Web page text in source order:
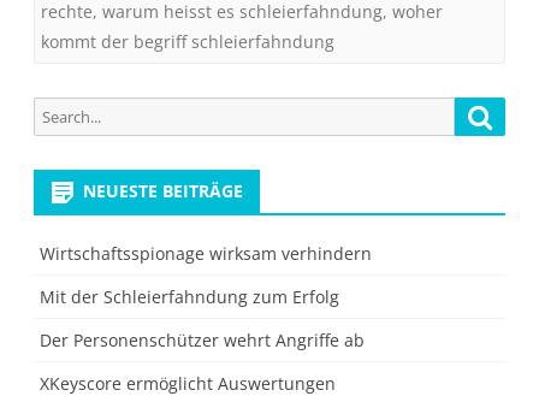
rechte, warum heisst es schleierfahndung, woher
kommt der begriff schleierfahndung
Search
for:
NEUESTE BEITRÄGE
Wirtschaftsspionage wirksam verhindern
Mit der Schleierfahndung zum Erfolg
Der Personenschützer wehrt Angriffe ab
XKeyscore ermöglicht Auswertungen